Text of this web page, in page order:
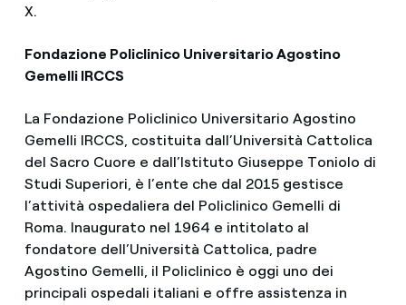
X.
Fondazione Policlinico Universitario Agostino
Gemelli IRCCS
La Fondazione Policlinico Universitario Agostino
Gemelli IRCCS, costituita dall’Università Cattolica
del Sacro Cuore e dall’Istituto Giuseppe Toniolo di
Studi Superiori, è l’ente che dal 2015 gestisce
l’attività ospedaliera del Policlinico Gemelli di
Roma. Inaugurato nel 1964 e intitolato al
fondatore dell’Università Cattolica, padre
Agostino Gemelli, il Policlinico è oggi uno dei
principali ospedali italiani e offre assistenza in